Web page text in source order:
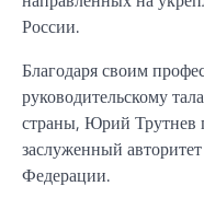
России.
Благодаря своим
руководительскому
страны, Юрий Трутнев
заслуженный
Федерации.